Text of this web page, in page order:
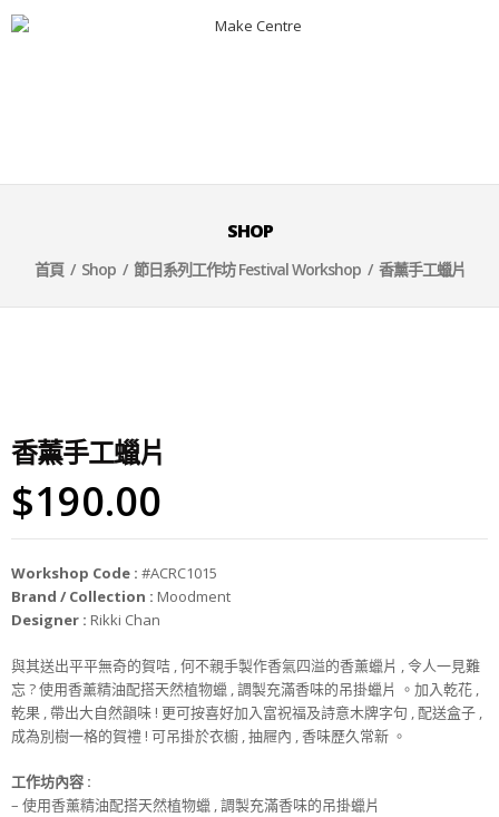
SHOP
首頁/ Shop/ 節日系列工作坊 Festival Workshop/ 香薰手工蠟片
香薰手工蠟片
$190.00
Workshop Code : #ACRC1015
Brand / Collection : Moodment
Designer : Rikki Chan
與其送出平平無奇的賀咭 , 何不親手製作香氣四溢的香薰蠟片 , 令人一見難
忘 ? 使用香薰精油配搭天然植物蠟 , 調製充滿香味的吊掛蠟片 。加入乾花 ,
乾果 , 帶出大自然韻味 ! 更可按喜好加入富祝福及詩意木牌字句 , 配送盒子 ,
成為別樹一格的賀禮 ! 可吊掛於衣櫥 , 抽屜內 , 香味歷久常新 。
工作坊內容 :
– 使用香薰精油配搭天然植物蠟 , 調製充滿香味的吊掛蠟片